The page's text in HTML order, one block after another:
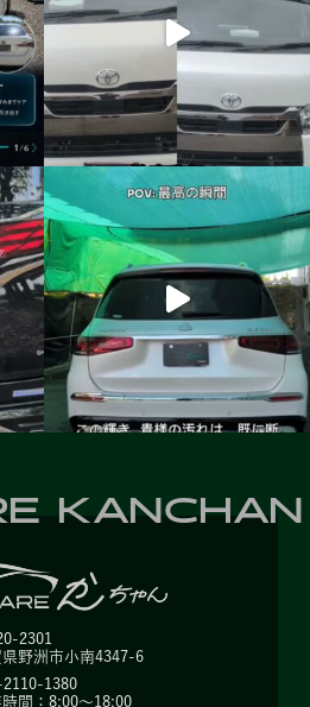
KANCHAN
2301
野洲市小南4347-6
1380
時間：8:00～18:00